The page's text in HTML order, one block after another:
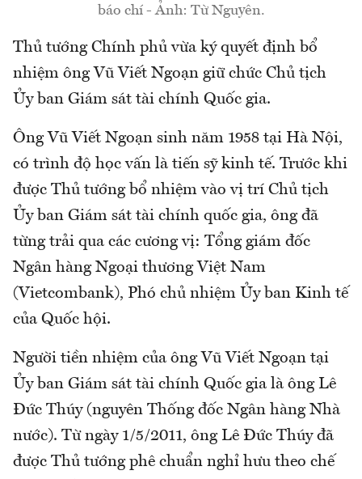
báo chí - Ảnh: Từ Nguyên.
Thủ tướng Chính phủ vừa ký quyết định bổ
nhiệm ông Vũ Viết Ngoạn giữ chức Chủ tịch
Ủy ban Giám sát tài chính Quốc gia.
Ông Vũ Viết Ngoạn sinh năm 1958 tại Hà Nội,
có trình độ học vấn là tiến sỹ kinh tế. Trước khi
được Thủ tướng bổ nhiệm vào vị trí Chủ tịch
Ủy ban Giám sát tài chính quốc gia, ông đã
từng trải qua các cương vị: Tổng giám đốc
Ngân hàng Ngoại thương Việt Nam
(Vietcombank), Phó chủ nhiệm Ủy ban Kinh tế
của Quốc hội.
Người tiền nhiệm của ông Vũ Viết Ngoạn tại
Ủy ban Giám sát tài chính Quốc gia là ông Lê
Đức Thúy (nguyên Thống đốc Ngân hàng Nhà
nước). Từ ngày 1/5/2011, ông Lê Đức Thúy đã
được Thủ tướng phê chuẩn nghỉ hưu theo chế